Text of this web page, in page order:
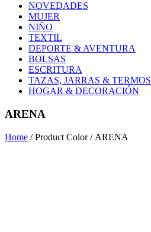
NOVEDADES
MUJER
NIÑO
TEXTIL
DEPORTE & AVENTURA
BOLSAS
ESCRITURA
TAZAS, JARRAS & TERMOS
HOGAR & DECORACIÓN
ARENA
Home / Product Color / ARENA